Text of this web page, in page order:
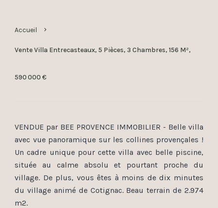
Accueil
Vente Villa Entrecasteaux, 5 Pièces, 3 Chambres, 156 M²,
590 000 €
VENDUE par BEE PROVENCE IMMOBILIER - Belle villa
avec vue panoramique sur les collines provençales !
Un cadre unique pour cette villa avec belle piscine,
située au calme absolu et pourtant proche du
village. De plus, vous êtes à moins de dix minutes
du village animé de Cotignac. Beau terrain de 2.974
m2.